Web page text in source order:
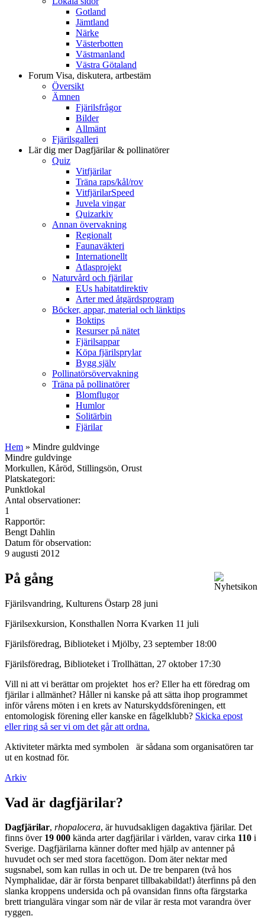
Gotland
Jämtland
Närke
Västerbotten
Västmanland
Västra Götaland
Forum Visa, diskutera, artbestäm
Översikt
Ämnen
Fjärilsfrågor
Bilder
Allmänt
Fjärilsgalleri
Lär dig merDagfjärilar & pollinatörer
Quiz
Vitfjärilar
Träna raps/kål/rov
VitfjärilarSpeed
Juvela vingar
Quizarkiv
Annan övervakning
Regionalt
Faunaväkteri
Internationellt
Atlasprojekt
Naturvård och fjärilar
EUs habitatdirektiv
Arter med åtgärdsprogram
Böcker, appar, material och länktips
Boktips
Resurser på nätet
Fjärilsappar
Köpa fjärilsprylar
Bygg själv
Pollinatörsövervakning
Träna på pollinatörer
Blomflugor
Humlor
Solitärbin
Fjärilar
Hem » Mindre guldvinge
Mindre guldvinge
Morkullen, Kåröd, Stillingsön, Orust
Platskategori:
Punktlokal
Antal observationer:
1
Rapportör:
Bengt Dahlin
Datum för observation:
9 augusti 2012
På gång
Fjärilsvandring, Kulturens Östarp 28 juni
Fjärilsexkursion, Konsthallen Norra Kvarken 11 juli
Fjärilsföredrag, Biblioteket i Mjölby, 23 september 18:00
Fjärilsföredrag, Biblioteket i Trollhättan, 27 oktober 17:30
Vill ni att vi berättar om projektet hos er? Eller ha ett föredrag om
fjärilar i allmänhet? Håller ni kanske på att sätta ihop programmet
inför vårens möten i en krets av Naturskyddsföreningen, ett
entomologisk förening eller kanske en fågelklubb? Skicka epost
eller ring så ser vi om det går att ordna.
Aktiviteter märkta med symbolen
är sådana som organisatören tar
ut en kostnad för.
Arkiv
Vad är dagfjärilar?
Dagfjärilar, rhopalocera, är huvudsakligen dagaktiva fjärilar. Det
finns över 19 000 kända arter dagfjärilar i världen, varav cirka 110 i
Sverige. Dagfjärilarna känner dofter med hjälp av antenner på
huvudet och ser med stora facettögon. Dom äter nektar med
sugsnabel, som kan rullas in och ut. De tre benparen (två hos
Nymphalidae, där är första benparet tillbakabildat!) återfinns på den
slanka kroppens undersida och på ovansidan finns ofta färgstarka
brett triangulära vingar som när de vilar är resta mot varandra över
ryggen.